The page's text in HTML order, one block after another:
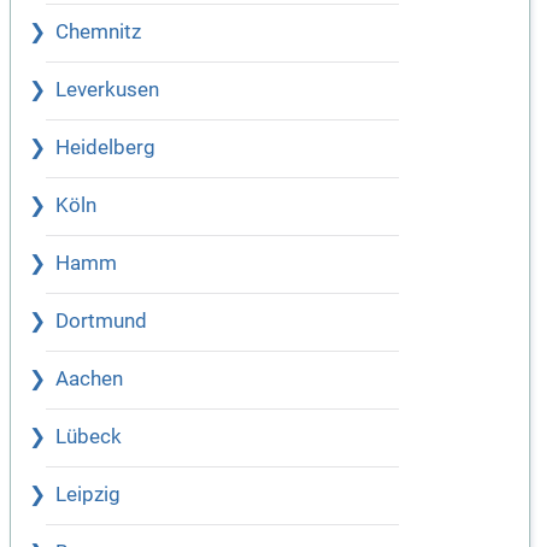
Chemnitz
Leverkusen
Heidelberg
Köln
Hamm
Dortmund
Aachen
Lübeck
Leipzig